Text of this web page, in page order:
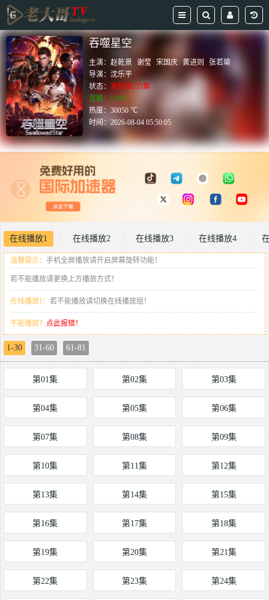
吞噬星空
主演：赵乾景 谢莹 宋国庆 黄进则
张若瑜
导演：沈乐平
状态： 更新第235集
豆瓣：0.0分
热度：30050 ℃
时间：2026-08-04 05:50:05
在线播放1 在线播放2 在线播放3 在线播放4
温馨提示： 手机全屏播放请开启屏幕旋转功能！
若不能播放请更换上方播放方式！
在线播放1： 若不能播放请切换在线播放组！
不能播放？ 点此报错！
1-30 31-60 61-81
第01集 第02集 第03集
第04集 第05集 第06集
第07集 第08集 第09集
第10集 第11集 第12集
第13集 第14集 第15集
第16集 第17集 第18集
第19集 第20集 第21集
第22集 第23集 第24集